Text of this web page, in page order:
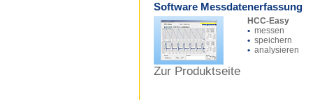
Software Messdatenerfassung
Zur Produktseite
HCC-Easy
• messen
• speichern
• analysieren